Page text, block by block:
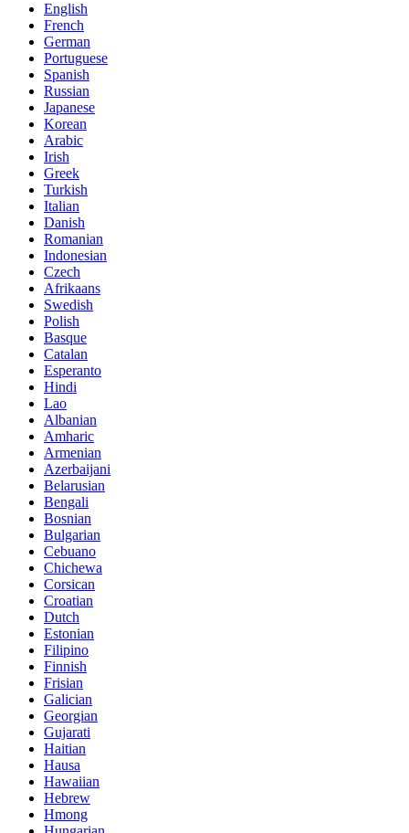
English
French
German
Portuguese
Spanish
Russian
Japanese
Korean
Arabic
Irish
Greek
Turkish
Italian
Danish
Romanian
Indonesian
Czech
Afrikaans
Swedish
Polish
Basque
Catalan
Esperanto
Hindi
Lao
Albanian
Amharic
Armenian
Azerbaijani
Belarusian
Bengali
Bosnian
Bulgarian
Cebuano
Chichewa
Corsican
Croatian
Dutch
Estonian
Filipino
Finnish
Frisian
Galician
Georgian
Gujarati
Haitian
Hausa
Hawaiian
Hebrew
Hmong